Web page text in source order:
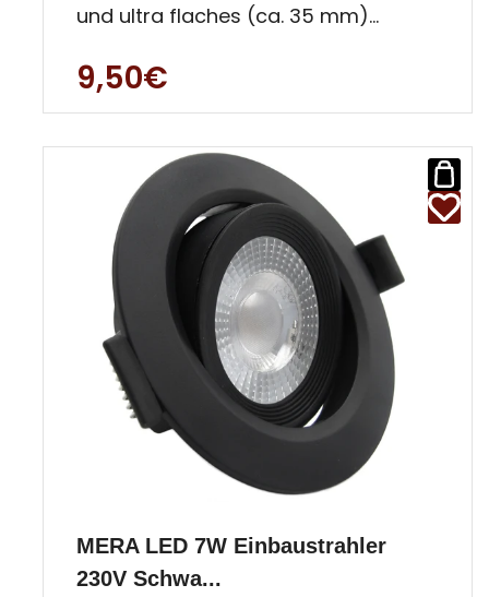
und ultra flaches (ca. 35 mm)
Aluminium
9,50€
MERA LED 7W Einbaustrahler
230V Schwa...